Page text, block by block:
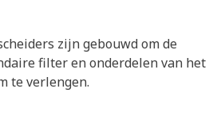
zijn gebouwd om de
filter en onderdelen van het
te verlengen.